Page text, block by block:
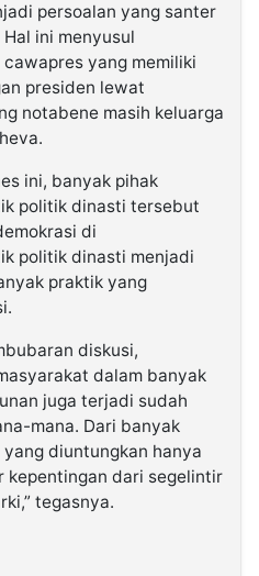
persoalan yang santer
ini menyusul
yang memiliki
presiden lewat
notabene masih keluarga
ini, banyak pihak
politik dinasti tersebut
di
politik dinasti menjadi
praktik yang
diskusi,
dalam banyak
juga terjadi sudah
mana. Dari banyak
diuntungkan hanya
kepentingan dari segelintir
tegasnya.